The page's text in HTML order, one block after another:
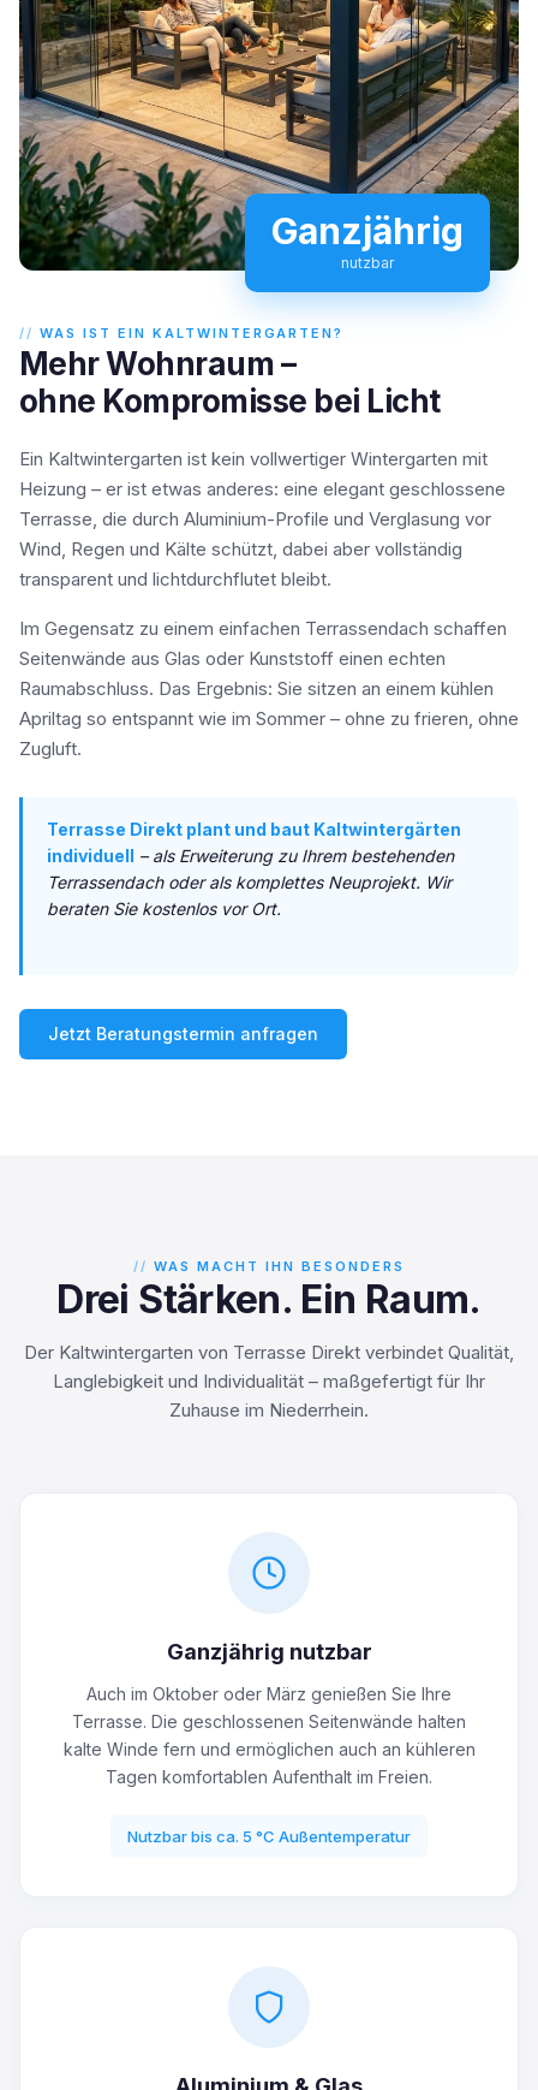
Ganzjährig
nutzbar
WAS IST EIN KALTWINTERGARTEN?
Mehr Wohnraum –
ohne Kompromisse bei Licht
Ein Kaltwintergarten ist kein vollwertiger Wintergarten mit
Heizung – er ist etwas anderes: eine elegant geschlossene
Terrasse, die durch Aluminium-Profile und Verglasung vor
Wind, Regen und Kälte schützt, dabei aber vollständig
transparent und lichtdurchflutet bleibt.
Im Gegensatz zu einem einfachen Terrassendach schaffen
Seitenwände aus Glas oder Kunststoff einen echten
Raumabschluss. Das Ergebnis: Sie sitzen an einem kühlen
Apriltag so entspannt wie im Sommer – ohne zu frieren, ohne
Zugluft.
Terrasse Direkt plant und baut Kaltwintergärten
individuell – als Erweiterung zu Ihrem bestehenden
Terrassendach oder als komplettes Neuprojekt. Wir
beraten Sie kostenlos vor Ort.
Jetzt Beratungstermin anfragen
WAS MACHT IHN BESONDERS
Drei Stärken. Ein Raum.
Der Kaltwintergarten von Terrasse Direkt verbindet Qualität,
Langlebigkeit und Individualität – maßgefertigt für Ihr
Zuhause im Niederrhein.
Ganzjährig nutzbar
Auch im Oktober oder März genießen Sie Ihre
Terrasse. Die geschlossenen Seitenwände halten
kalte Winde fern und ermöglichen auch an kühleren
Tagen komfortablen Aufenthalt im Freien.
Nutzbar bis ca. 5 °C Außentemperatur